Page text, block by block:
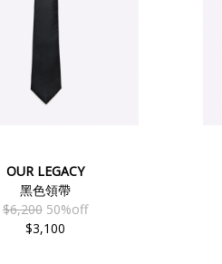
OUR LEGACY
黑色領帶
$6,200 50%off
$3,100